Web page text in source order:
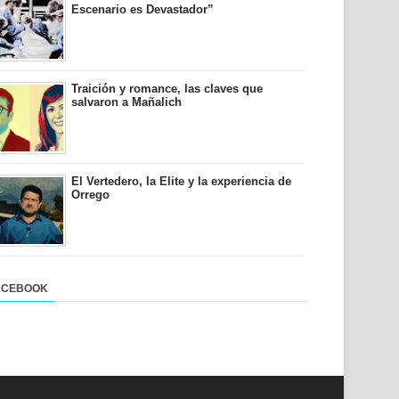
Escenario es Devastador”
Traición y romance, las claves que
salvaron a Mañalich
El Vertedero, la Elite y la experiencia de
Orrego